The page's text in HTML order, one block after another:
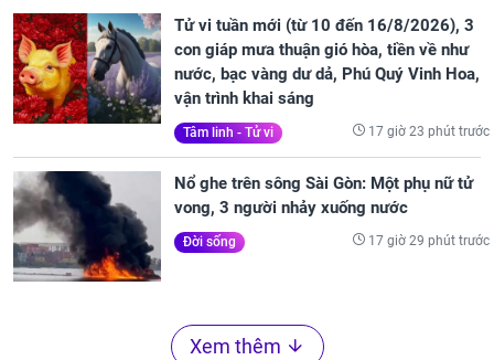
Tử vi tuần mới (từ 10 đến 16/8/2026), 3
con giáp mưa thuận gió hòa, tiền về như
nước, bạc vàng dư dả, Phú Quý Vinh Hoa,
vận trình khai sáng
Tâm linh - Tử vi 17 giờ 23 phút trước
Nổ ghe trên sông Sài Gòn: Một phụ nữ tử
vong, 3 người nhảy xuống nước
Đời sống 17 giờ 29 phút trước
Xem thêm